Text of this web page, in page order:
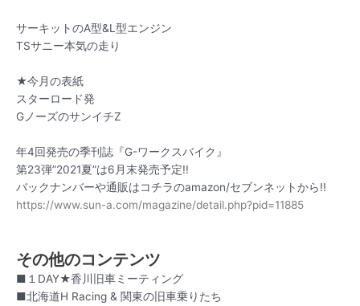
サーキットのA型&L型エンジン
TSサニー本気の走り
★今月の表紙
スターロード発
GノーズのサンイチZ
年4回発売の季刊誌『G-ワークスバイク』
第23弾”2021夏”は6月末発売予定!!
バックナンバーや通販はコチラのamazon/セブンネットから!!
https://www.sun-a.com/magazine/detail.php?pid=11885
その他のコンテンツ
■１DAY★香川旧車ミーティング
■北海道H Racing & 関東の旧車乗りたち